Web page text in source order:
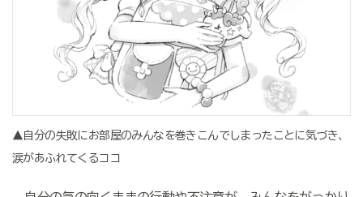
▲自分の失敗にお部屋のみんなを巻きこんでしまったことに気づき、
涙があふれてくるココ